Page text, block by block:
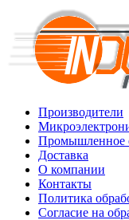
Производители
Промышленное
Доставка
О компании
Контакты
Политика
Согласие на